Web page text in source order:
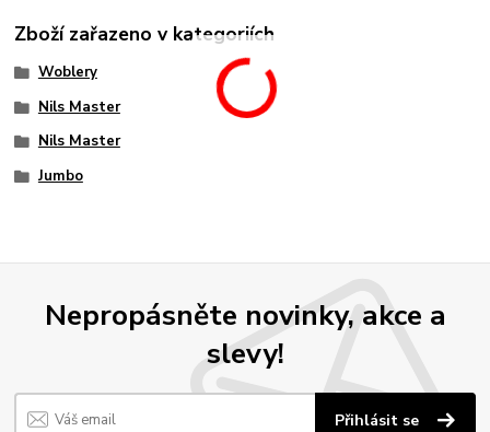
Zboží zařazeno v kategoriích
Woblery
Nils Master
Nils Master
Jumbo
Nepropásněte novinky, akce a
slevy!
Přihlásit se